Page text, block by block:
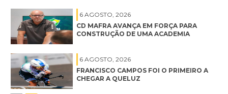
6 AGOSTO, 2026
CD MAFRA AVANÇA EM FORÇA PARA
CONSTRUÇÃO DE UMA ACADEMIA
6 AGOSTO, 2026
FRANCISCO CAMPOS FOI O PRIMEIRO A
CHEGAR A QUELUZ